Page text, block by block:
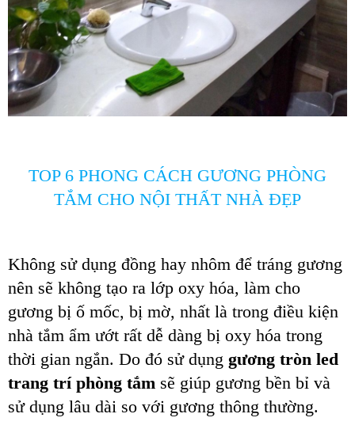
TOP 6 PHONG CÁCH GƯƠNG PHÒNG
TẮM CHO NỘI THẤT NHÀ ĐẸP
Không sử dụng đồng hay nhôm để tráng gương
nên sẽ không tạo ra lớp oxy hóa, làm cho
gương bị ố mốc, bị mờ, nhất là trong điều kiện
nhà tắm ẩm ướt rất dễ dàng bị oxy hóa trong
thời gian ngắn. Do đó sử dụng gương tròn led
trang trí phòng tắm sẽ giúp gương bền bỉ và
sử dụng lâu dài so với gương thông thường.